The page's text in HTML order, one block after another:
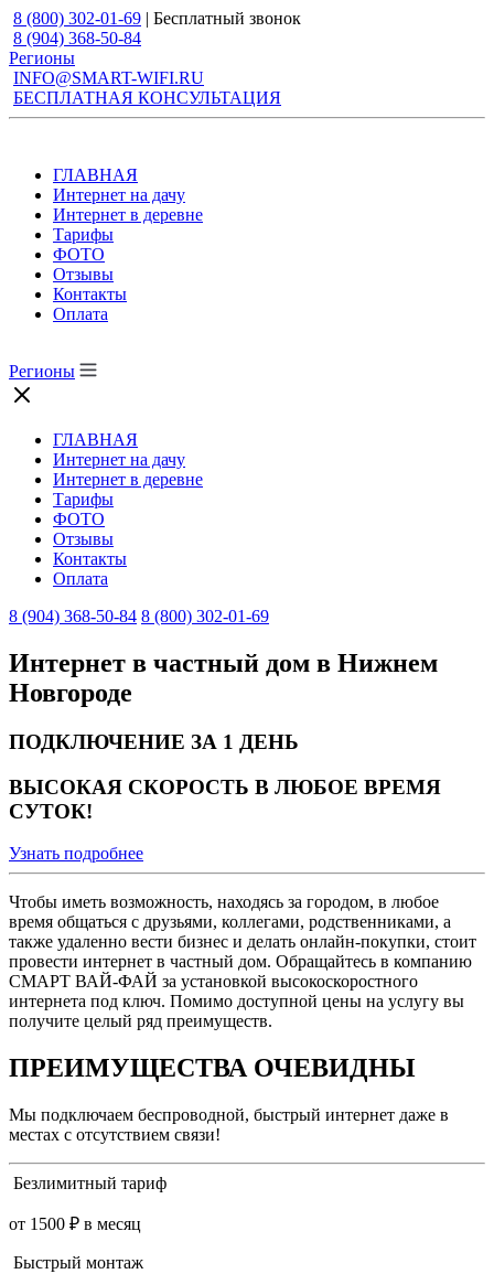
8 (800) 302-01-69 | Бесплатный звонок
8 (904) 368-50-84
Регионы
INFO@SMART-WIFI.RU
БЕСПЛАТНАЯ КОНСУЛЬТАЦИЯ
ГЛАВНАЯ
Интернет на дачу
Интернет в деревне
Тарифы
ФОТО
Отзывы
Контакты
Оплата
Регионы
ГЛАВНАЯ
Интернет на дачу
Интернет в деревне
Тарифы
ФОТО
Отзывы
Контакты
Оплата
8 (904) 368-50-84 8 (800) 302-01-69
Интернет в частный дом в Нижнем
Новгороде
ПОДКЛЮЧЕНИЕ ЗА 1 ДЕНЬ
ВЫСОКАЯ СКОРОСТЬ В ЛЮБОЕ ВРЕМЯ
СУТОК!
Узнать подробнее
Чтобы иметь возможность, находясь за городом, в любое
время общаться с друзьями, коллегами, родственниками, а
также удаленно вести бизнес и делать онлайн-покупки, стоит
провести интернет в частный дом. Обращайтесь в компанию
СМАРТ ВАЙ-ФАЙ за установкой высокоскоростного
интернета под ключ. Помимо доступной цены на услугу вы
получите целый ряд преимуществ.
ПРЕИМУЩЕСТВА ОЧЕВИДНЫ
Мы подключаем беспроводной, быстрый интернет даже в
местах с отсутствием связи!
Безлимитный тариф
от 1500 ₽ в месяц
Быстрый монтаж